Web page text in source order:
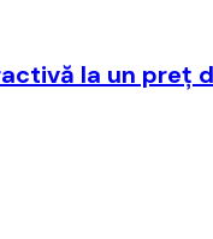
la un preţ